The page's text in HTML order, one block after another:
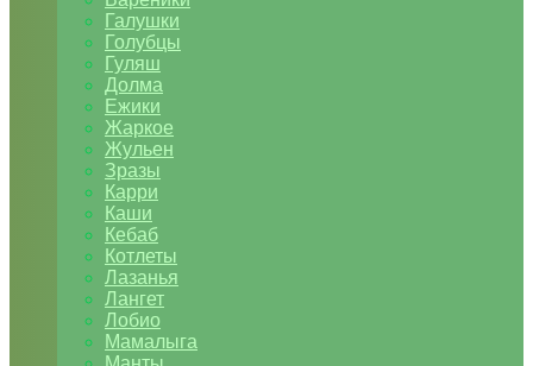
Галушки
Голубцы
Гуляш
Долма
Ежики
Жаркое
Жульен
Зразы
Карри
Каши
Кебаб
Котлеты
Лазанья
Лангет
Лобио
Мамалыга